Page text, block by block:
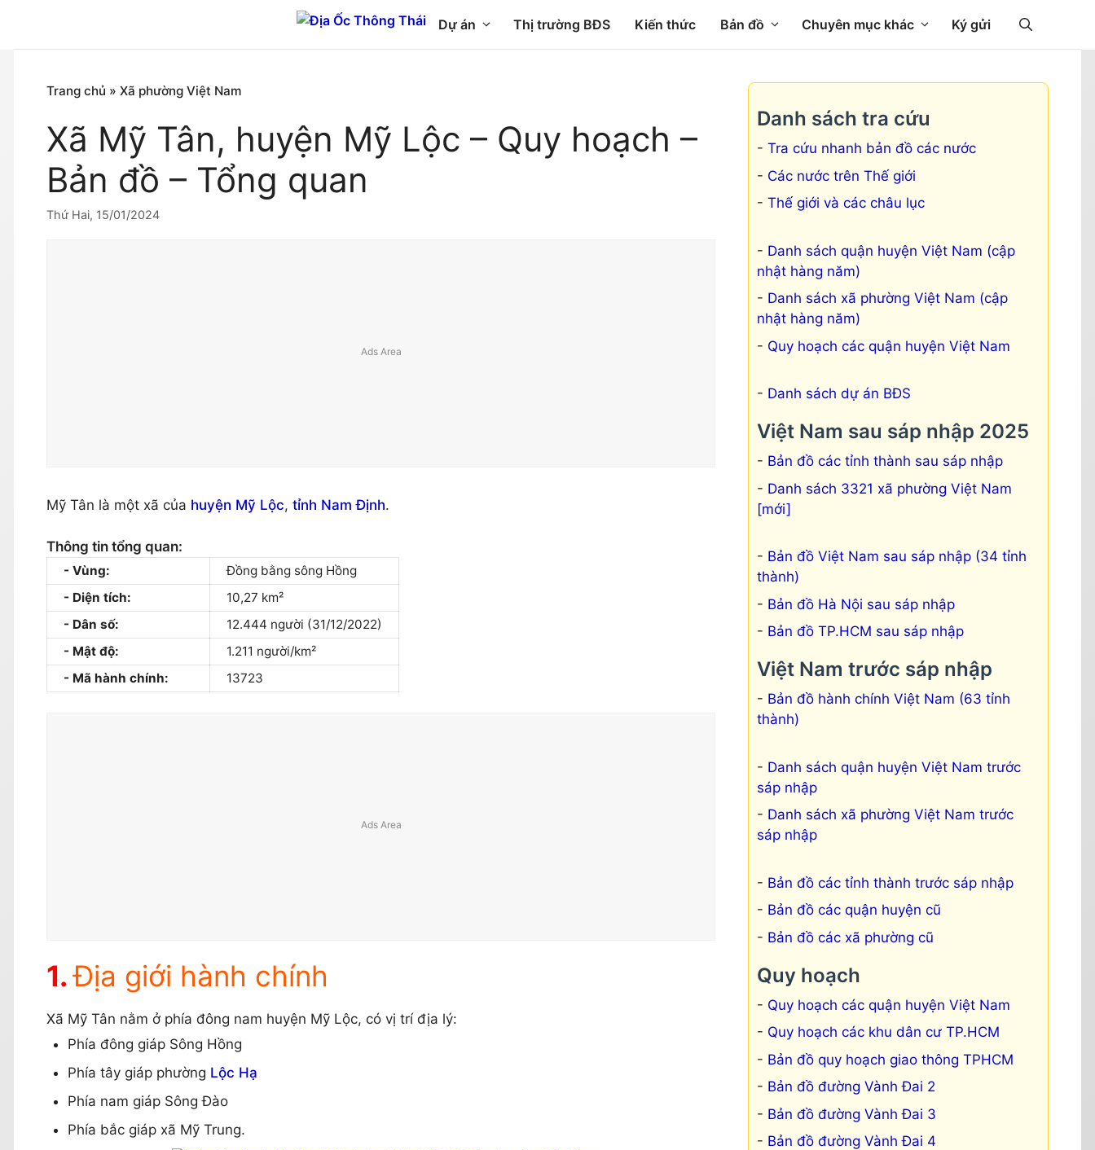
nội
Dự án Thị trường BĐS Kiến thức Bản đồ Chuyên mục khác Ký gửi
Trang chủ » Xã phường Việt Nam
Xã Mỹ Tân, huyện Mỹ Lộc – Quy hoạch –
Bản đồ – Tổng quan
Thứ Hai, 15/01/2024
Mỹ Tân là một xã của huyện Mỹ Lộc, tỉnh Nam Định.
Thông tin tổng quan:
Vùng:
Đồng bằng sông Hồng
Diện tích:
10,27 km²
Dân số:
12.444 người (31/12/2022)
Mật độ:
1.211 người/km²
Mã hành chính:
13723
Địa giới hành chính
Xã Mỹ Tân nằm ở phía đông nam huyện Mỹ Lộc, có vị trí địa lý:
Phía đông giáp Sông Hồng
Phía tây giáp phường Lộc Hạ
Phía nam giáp Sông Đào
Phía bắc giáp xã Mỹ Trung.
Danh sách tra cứu
Tra cứu nhanh bản đồ các nước
Các nước trên Thế giới
Thế giới và các châu lục
Danh sách quận huyện Việt Nam (cập
nhật hàng năm)
Danh sách xã phường Việt Nam (cập
nhật hàng năm)
Quy hoạch các quận huyện Việt Nam
Danh sách dự án BĐS
Việt Nam sau sáp nhập 2025
Bản đồ các tỉnh thành sau sáp nhập
Danh sách 3321 xã phường Việt Nam
[mới]
Bản đồ Việt Nam sau sáp nhập (34 tỉnh
thành)
Bản đồ Hà Nội sau sáp nhập
Bản đồ TP.HCM sau sáp nhập
Việt Nam trước sáp nhập
Bản đồ hành chính Việt Nam (63 tỉnh
thành)
Danh sách quận huyện Việt Nam trước
sáp nhập
Danh sách xã phường Việt Nam trước
sáp nhập
Bản đồ các tỉnh thành trước sáp nhập
Bản đồ các quận huyện cũ
Bản đồ các xã phường cũ
Quy hoạch
Quy hoạch các quận huyện Việt Nam
Quy hoạch các khu dân cư TP.HCM
Bản đồ quy hoạch giao thông TPHCM
Bản đồ đường Vành Đai 2
Bản đồ đường Vành Đai 3
Bản đồ đường Vành Đai 4